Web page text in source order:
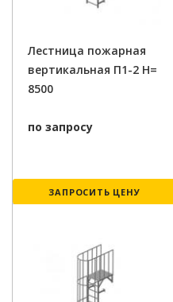
Лестница пожарная
вертикальная П1-2 H=
8500
по запросу
ЗАПРОСИТЬ ЦЕНУ